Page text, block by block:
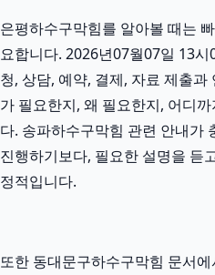
은평하수구막힘를 알아볼 때는
요합니다. 2026년07월07일 13
청, 상담, 예약, 결제, 자료 제출
가 필요한지, 왜 필요한지, 어디
다. 송파하수구막힘 관련 안내가
진행하기보다, 필요한 설명을 듣
정적입니다.
또한 동대문구하수구막힘 문서에